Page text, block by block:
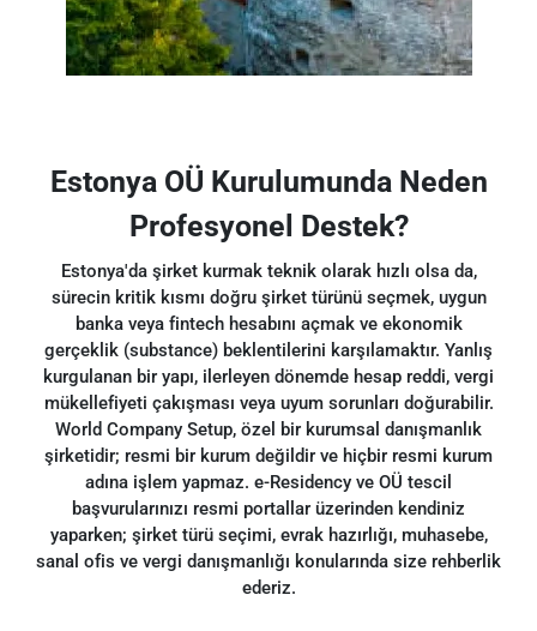
Estonya OÜ Kurulumunda Neden
Profesyonel Destek?
Estonya'da şirket kurmak teknik olarak hızlı olsa da,
sürecin kritik kısmı doğru şirket türünü seçmek, uygun
banka veya fintech hesabını açmak ve ekonomik
gerçeklik (substance) beklentilerini karşılamaktır. Yanlış
kurgulanan bir yapı, ilerleyen dönemde hesap reddi, vergi
mükellefiyeti çakışması veya uyum sorunları doğurabilir.
World Company Setup, özel bir kurumsal danışmanlık
şirketidir; resmi bir kurum değildir ve hiçbir resmi kurum
adına işlem yapmaz. e-Residency ve OÜ tescil
başvurularınızı resmi portallar üzerinden kendiniz
yaparken; şirket türü seçimi, evrak hazırlığı, muhasebe,
sanal ofis ve vergi danışmanlığı konularında size rehberlik
ederiz.